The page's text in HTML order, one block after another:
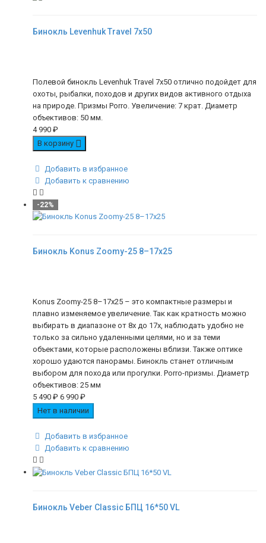
Бинокль Levenhuk Travel 7x50
Полевой бинокль Levenhuk Travel 7x50 отлично подойдет для
охоты, рыбалки, походов и других видов активного отдыха
на природе. Призмы Porro. Увеличение: 7 крат. Диаметр
объективов: 50 мм.
4 990 ₽
В корзину
Добавить в избранное
Добавить к сравнению
-22%
Бинокль Konus Zoomy-25 8–17x25
Konus Zoomy-25 8–17x25 – это компактные размеры и
плавно изменяемое увеличение. Так как кратность можно
выбирать в диапазоне от 8х до 17х, наблюдать удобно не
только за сильно удаленными целями, но и за теми
объектами, которые расположены вблизи. Также оптике
хорошо удаются панорамы. Бинокль станет отличным
выбором для похода или прогулки. Porro-призмы. Диаметр
объективов: 25 мм
5 490 ₽ 6 990 ₽
Нет в наличии
Добавить в избранное
Добавить к сравнению
Бинокль Veber Classic БПЦ 16*50 VL